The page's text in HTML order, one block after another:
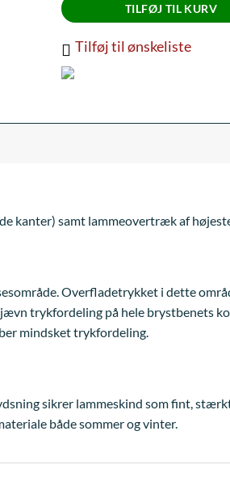
TILFØJ TIL KURV
Tilføj til ønskeliste
kanter) samt lammeovertræk af
Overfladetrykket i dette
trykfordeling på hele brystbenets
mindsket trykfordeling.
sikrer lammeskind som fint,
både sommer og vinter.